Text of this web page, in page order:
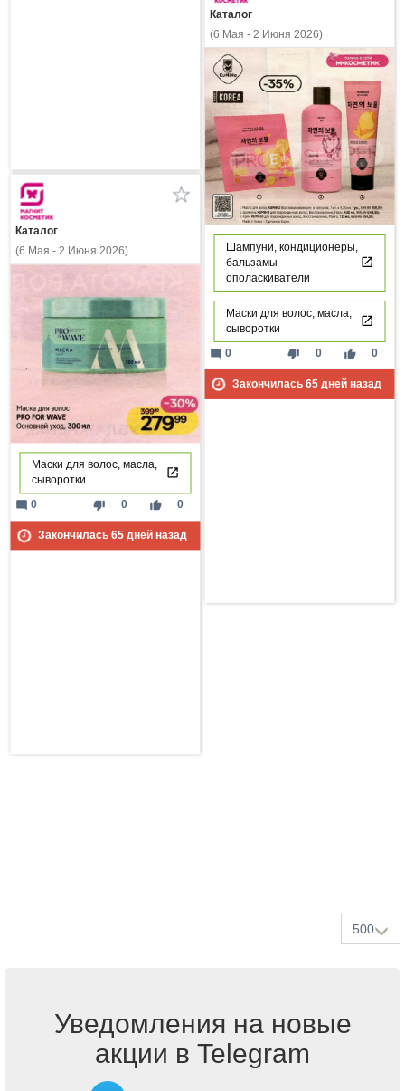
Каталог
(6 Мая - 2 Июня 2026)
Шампуни, кондиционеры,
бальзамы-
ополаскиватели
Маски для волос, масла,
сыворотки
thumb_down 0 thumb_up 0
mode_comment 0
Закончилась 65дней назад
Каталог
(6 Мая - 2 Июня 2026)
Маски для волос, масла,
сыворотки
thumb_down 0 thumb_up 0
mode_comment 0
Закончилась 65дней назад
500
Уведомления на новые
акции в Telegram